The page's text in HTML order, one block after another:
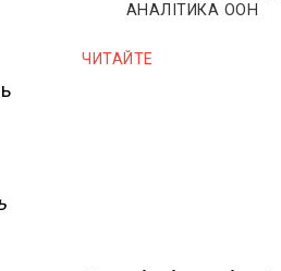
АНАЛІТИКА ООН
ЧИТАЙТЕ